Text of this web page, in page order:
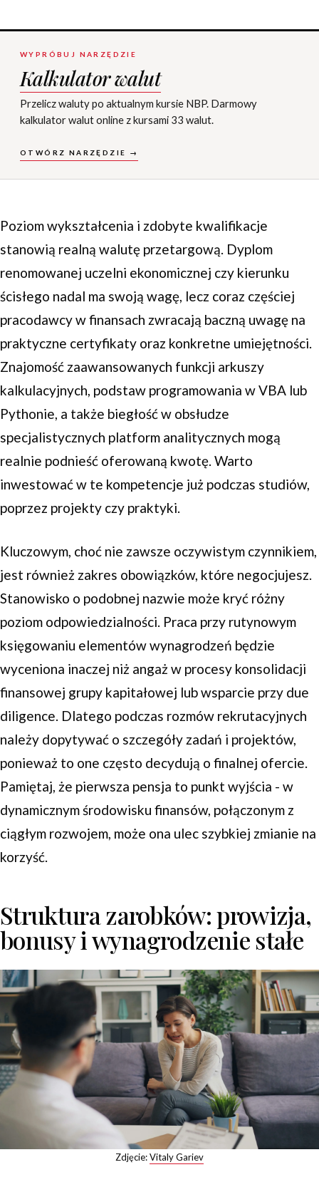
WYPRÓBUJ NARZĘDZIE
Kalkulator walut
Przelicz waluty po aktualnym kursie NBP. Darmowy
kalkulator walut online z kursami 33 walut.
OTWÓRZ NARZĘDZIE →
Poziom wykształcenia i zdobyte kwalifikacje
stanowią realną walutę przetargową. Dyplom
renomowanej uczelni ekonomicznej czy kierunku
ścisłego nadal ma swoją wagę, lecz coraz częściej
pracodawcy w finansach zwracają baczną uwagę na
praktyczne certyfikaty oraz konkretne umiejętności.
Znajomość zaawansowanych funkcji arkuszy
kalkulacyjnych, podstaw programowania w VBA lub
Pythonie, a także biegłość w obsłudze
specjalistycznych platform analitycznych mogą
realnie podnieść oferowaną kwotę. Warto
inwestować w te kompetencje już podczas studiów,
poprzez projekty czy praktyki.
Kluczowym, choć nie zawsze oczywistym czynnikiem,
jest również zakres obowiązków, które negocjujesz.
Stanowisko o podobnej nazwie może kryć różny
poziom odpowiedzialności. Praca przy rutynowym
księgowaniu elementów wynagrodzeń będzie
wyceniona inaczej niż angaż w procesy konsolidacji
finansowej grupy kapitałowej lub wsparcie przy due
diligence. Dlatego podczas rozmów rekrutacyjnych
należy dopytywać o szczegóły zadań i projektów,
ponieważ to one często decydują o finalnej ofercie.
Pamiętaj, że pierwsza pensja to punkt wyjścia - w
dynamicznym środowisku finansów, połączonym z
ciągłym rozwojem, może ona ulec szybkiej zmianie na
korzyść.
Struktura zarobków: prowizja,
bonusy i wynagrodzenie stałe
Zdjęcie:Vitaly Gariev